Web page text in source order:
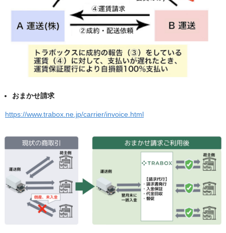
おまかせ請求
https://www.trabox.ne.jp/carrier/invoice.html